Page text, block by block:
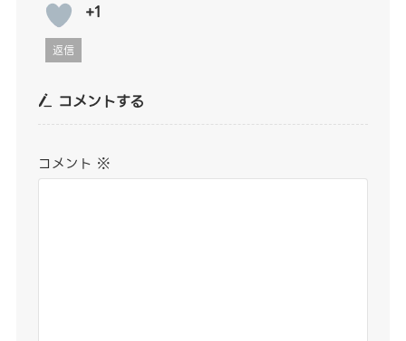
+1
返信
コメントする
コメント ※